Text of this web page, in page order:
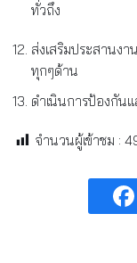
ทั่วถึง
ส่งเสริมประสานงา
ทุกๆด้าน
ดำเนินการป้องกัน
จำนวนผู้เข้าชม :